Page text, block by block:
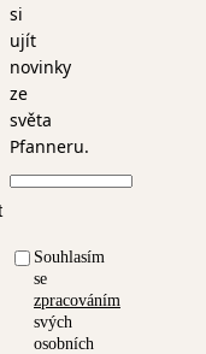
si
ujít
novinky
ze
světa
Pfanneru.
Souhlasím
se
zpracováním
svých
osobních